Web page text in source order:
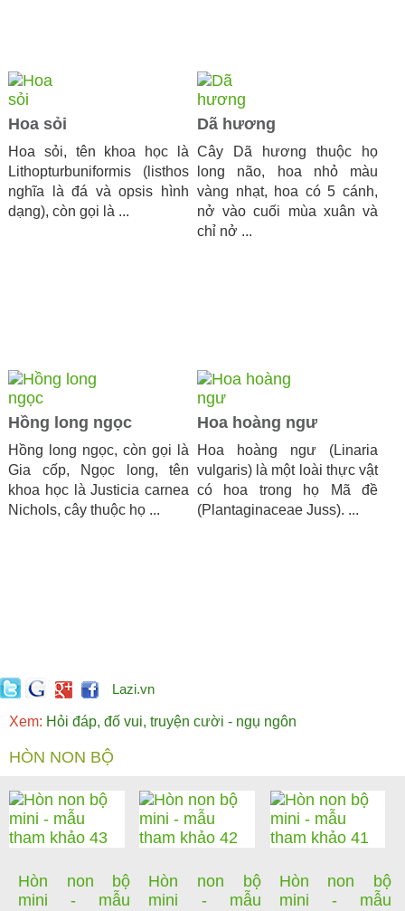
Hoa sỏi
Hoa sỏi, tên khoa học là
Lithopturbuniformis (listhos
nghĩa là đá và opsis hình
dạng), còn gọi là ...
Dã hương
Cây Dã hương thuộc họ
long não, hoa nhỏ màu
vàng nhạt, hoa có 5 cánh,
nở vào cuối mùa xuân và
chỉ nở ...
Hồng long ngọc
Hồng long ngọc, còn gọi là
Gia cốp, Ngọc long, tên
khoa học là Justicia carnea
Nichols, cây thuộc họ ...
Hoa hoàng ngư
Hoa hoàng ngư (Linaria
vulgaris) là một loài thực vật
có hoa trong họ Mã đề
(Plantaginaceae Juss). ...
Lazi.vn
Xem: Hỏi đáp, đố vui, truyện cười - ngụ ngôn
HÒN NON BỘ
Hòn non bộ
mini - mẫu
Hòn non bộ
mini - mẫu
Hòn non bộ
mini - mẫu